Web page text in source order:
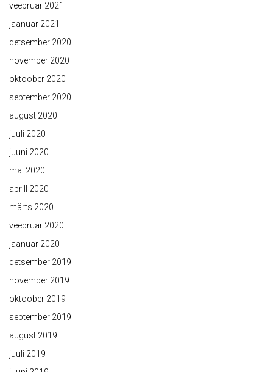
veebruar 2021
jaanuar 2021
detsember 2020
november 2020
oktoober 2020
september 2020
august 2020
juuli 2020
juuni 2020
mai 2020
aprill 2020
märts 2020
veebruar 2020
jaanuar 2020
detsember 2019
november 2019
oktoober 2019
september 2019
august 2019
juuli 2019